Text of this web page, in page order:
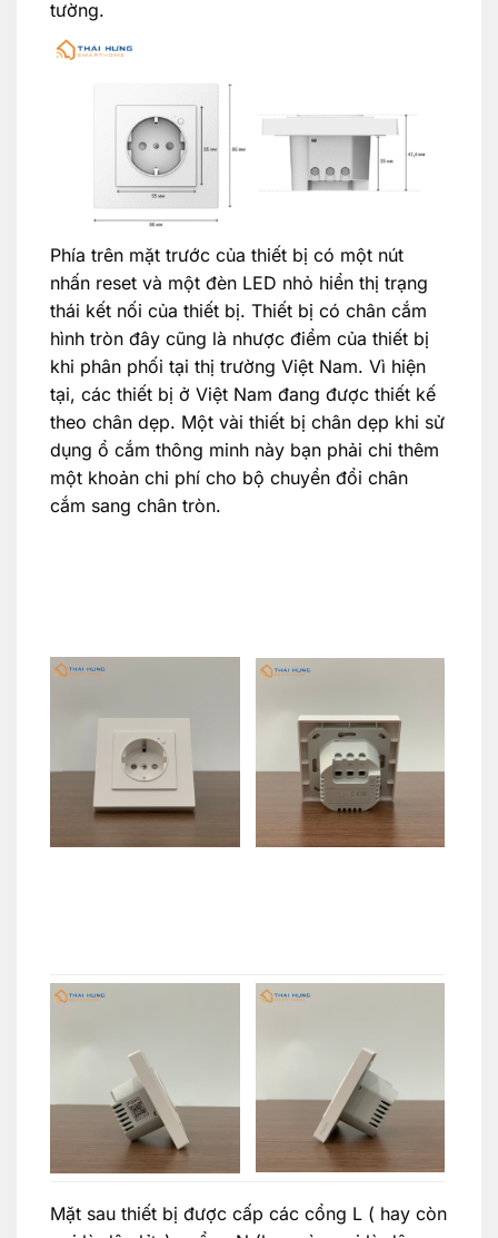
tường.
Phía trên mặt trước của thiết bị có một nút
nhấn reset và một đèn LED nhỏ hiển thị trạng
thái kết nối của thiết bị. Thiết bị có chân cắm
hình tròn đây cũng là nhược điểm của thiết bị
khi phân phối tại thị trường Việt Nam. Vì hiện
tại, các thiết bị ở Việt Nam đang được thiết kế
theo chân dẹp. Một vài thiết bị chân dẹp khi sử
dụng ổ cắm thông minh này bạn phải chi thêm
một khoản chi phí cho bộ chuyển đổi chân
cắm sang chân tròn.
Mặt sau thiết bị được cấp các cổng L ( hay còn